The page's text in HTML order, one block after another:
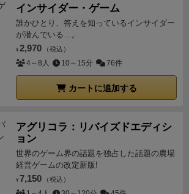
インサイダー・ゲーム
誰かひとり、答えを知っているインサイダー
が潜んでいる…。
¥ 2,970 （税込）
4～8人 10～15分 76件
カートに追加する
アグリコラ：リバイズドエディシ
ョン
世界のゲーム界の話題を独占した話題の農場
経営ゲームの改定新版!
¥ 7,150 （税込）